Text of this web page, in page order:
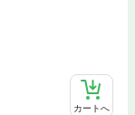
カートへ